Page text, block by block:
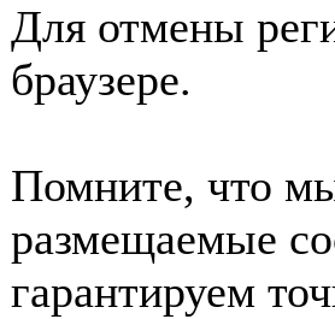
Для отмены
браузере.
Помните, что
размещаемые
гарантируем